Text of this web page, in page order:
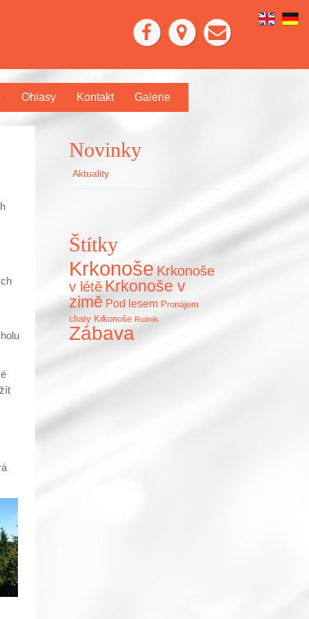
Ohlasy Kontakt Galerie
Novinky
Aktuality
Štítky
Krkonoše Krkonoše
v létě Krkonoše v
zimě Pod lesem Pronájem
chaty Krkonoše Rudník
Zábava